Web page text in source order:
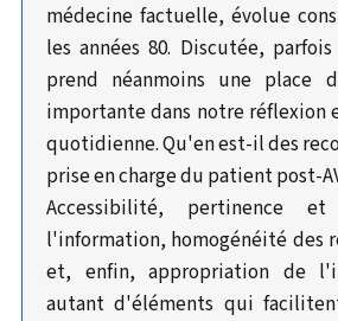
médecine factuelle, évolue
les années 80. Discutée,
prend néanmoins une place
importante dans notre
quotidienne. Qu'en est-il des
prise en charge du patient post-
Accessibilité, pertinence
l'information, homogénéité des
et, enfin, appropriation de
autant d'éléments qui